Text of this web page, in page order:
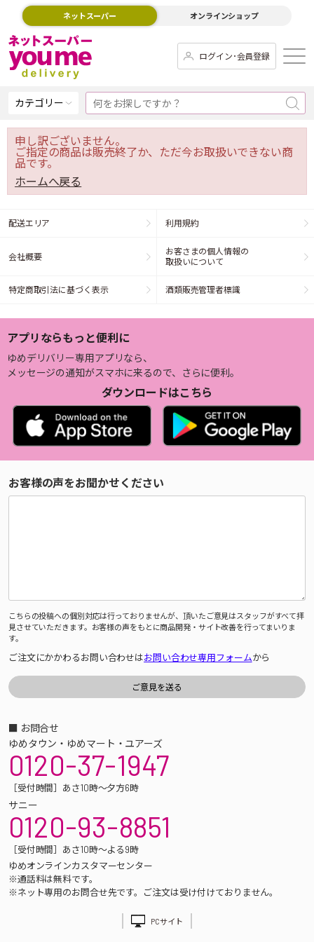
ネットスーパー オンラインショップ
ログイン･会員登録
カテゴリー
申し訳ございません。
ご指定の商品は販売終了か、ただ今お取扱いできない商
品です。
ホームへ戻る
配送エリア 利用規約
会社概要
お客さまの個人情報の
取扱いについて
特定商取引法に基づく表示 酒類販売管理者標識
アプリならもっと便利に
ゆめデリバリー専用アプリなら、
メッセージの通知がスマホに来るので、さらに便利。
ダウンロードはこちら
お客様の声をお聞かせください
こちらの投稿への個別対応は行っておりませんが、頂いたご意見はスタッフがすべて拝
見させていただきます。お客様の声をもとに商品開発・サイト改善を行ってまいりま
す。
ご注文にかかわるお問い合わせはお問い合わせ専用フォームから
■ お問合せ
ゆめタウン・ゆめマート・ユアーズ
0120-37-1947
［受付時間］あさ10時～夕方6時
サニー
0120-93-8851
［受付時間］あさ10時～よる9時
ゆめオンラインカスタマーセンター
※通話料は無料です。
※ネット専用のお問合せ先です。ご注文は受け付けておりません。
PCサイト